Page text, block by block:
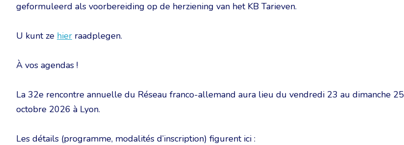
geformuleerd als voorbereiding op de herziening van het KB Tarieven.
U kunt ze hier raadplegen.
À vos agendas !
La 32e rencontre annuelle du Réseau franco-allemand aura lieu du vendredi 23 au dimanche 25
octobre 2026 à Lyon.
Les détails (programme, modalités d’inscription) figurent ici :